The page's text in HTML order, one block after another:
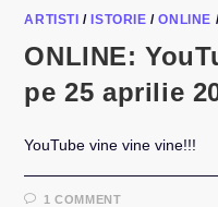
ARTISTI / ISTORIE /ONLINE
ONLINE:
pe 25 aprilie
YouTube vine vine vine!!!
1 COMMENT